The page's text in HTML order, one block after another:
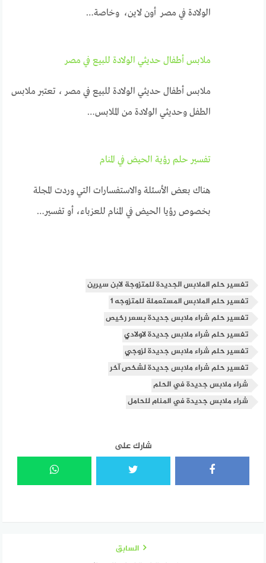
الولادة في مصر أون لاين، وخاصة…
ملابس أطفال حديثي الولادة للبيع في مصر
ملابس أطفال حديثي الولادة للبيع في مصر ، تعتبر ملابس
الطفل وحديثي الولادة من الملابس…
تفسير حلم رؤية الحيض في المنام
هناك بعض الأسئلة والاستفسارات التي وردت المجلة
بخصوص رؤيا الحيض في المنام للعزباء، أو تفسير…
تفسير حلم الملابس الجديدة للمتزوجة لابن سيرين
تفسير حلم الملابس المستعملة للمتزوجه 1
تفسير حلم شراء ملابس جديدة بسعر رخيص
تفسير حلم شراء ملابس جديدة لاولادي
تفسير حلم شراء ملابس جديدة لزوجي
تفسير حلم شراء ملابس جديدة لشخص آخر
شراء ملابس جديدة في الحلم
شراء ملابس جديدة في المنام للحامل
شارك على
السابق